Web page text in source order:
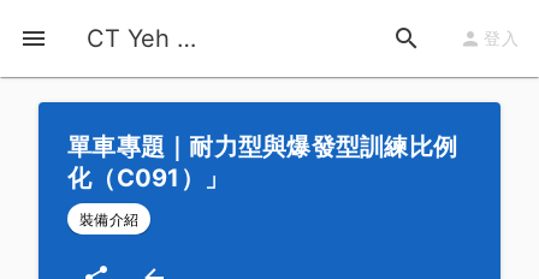
CT Yeh 公路車基地 登入
首頁 運動知識
單車專題｜耐力型與爆發型訓練比例
化（C091）」
裝備介紹